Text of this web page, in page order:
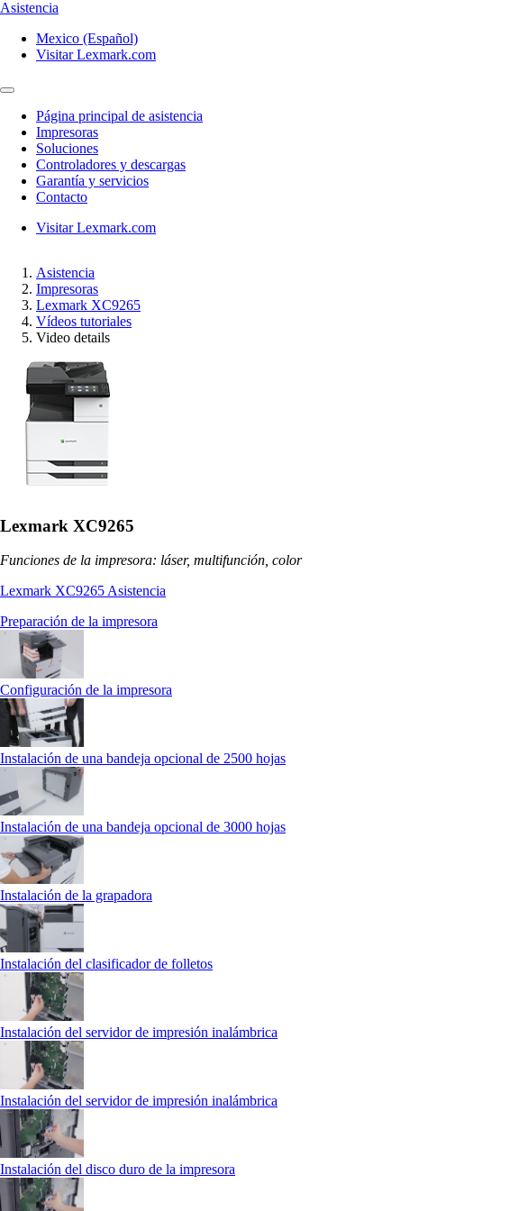
Asistencia
Mexico (Español)
Visitar Lexmark.com
Página principal de asistencia
Impresoras
Soluciones
Controladores y descargas
Garantía y servicios
Contacto
Visitar Lexmark.com
Asistencia
Impresoras
Lexmark XC9265
Vídeos tutoriales
Video details
Lexmark XC9265
Funciones de la impresora: láser, multifunción, color
Lexmark XC9265 Asistencia
Preparación de la impresora
Configuración de la impresora
Instalación de una bandeja opcional de 2500 hojas
Instalación de una bandeja opcional de 3000 hojas
Instalación de la grapadora
Instalación del clasificador de folletos
Instalación del servidor de impresión inalámbrica
Instalación del servidor de impresión inalámbrica
Instalación del disco duro de la impresora